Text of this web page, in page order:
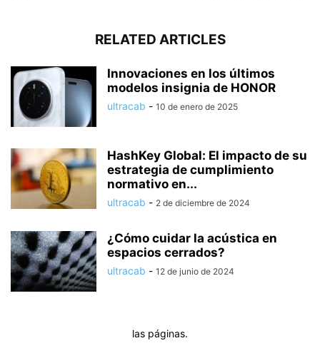
RELATED ARTICLES
Innovaciones en los últimos
modelos insignia de HONOR
ultracab - 10 de enero de 2025
HashKey Global: El impacto de su
estrategia de cumplimiento
normativo en...
ultracab - 2 de diciembre de 2024
¿Cómo cuidar la acústica en
espacios cerrados?
ultracab - 12 de junio de 2024
las páginas.